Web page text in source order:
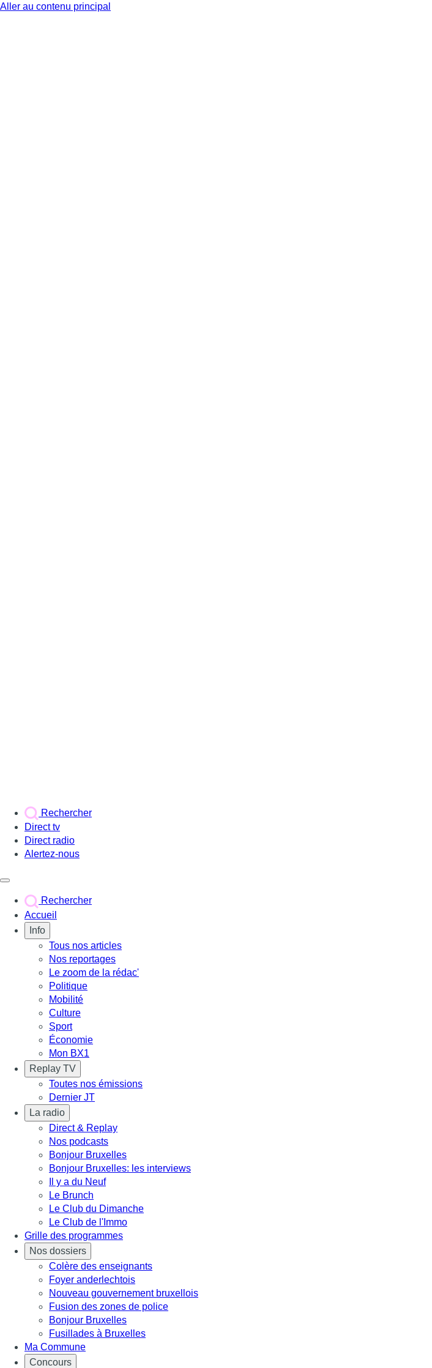
Aller au contenu principal
Rechercher
Direct tv
Direct radio
Alertez-nous
Rechercher
Accueil
Info
Tous nos articles
Nos reportages
Le zoom de la rédac'
Politique
Mobilité
Culture
Sport
Économie
Mon BX1
Replay TV
Toutes nos émissions
Dernier JT
La radio
Direct & Replay
Nos podcasts
Bonjour Bruxelles
Bonjour Bruxelles: les interviews
Il y a du Neuf
Le Brunch
Le Club du Dimanche
Le Club de l'Immo
Grille des programmes
Nos dossiers
Colère des enseignants
Foyer anderlechtois
Nouveau gouvernement bruxellois
Fusion des zones de police
Bonjour Bruxelles
Fusillades à Bruxelles
Ma Commune
Concours